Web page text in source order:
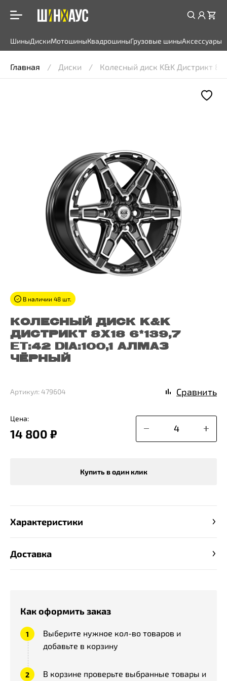
ШиныДискиМотошиныКвадрошиныГрузовые шиныАксессуары
Главная Диски Колесный диск K&K Дистрикт
КОЛЕСНЫЙ ДИСК K&K
ДИСТРИКТ 8X18 6*139,7
ET:42 DIA:100,1 АЛМАЗ
ЧЁРНЫЙ
В наличии 48 шт.
Цена:
14 800 ₽
Купить в один клик
Артикул: 479604 Сравнить
Как оформить заказ
Выберите нужное кол-во товаров и
добавьте в корзину
В корзине проверьте выбранные товары и
Характеристики
Доставка